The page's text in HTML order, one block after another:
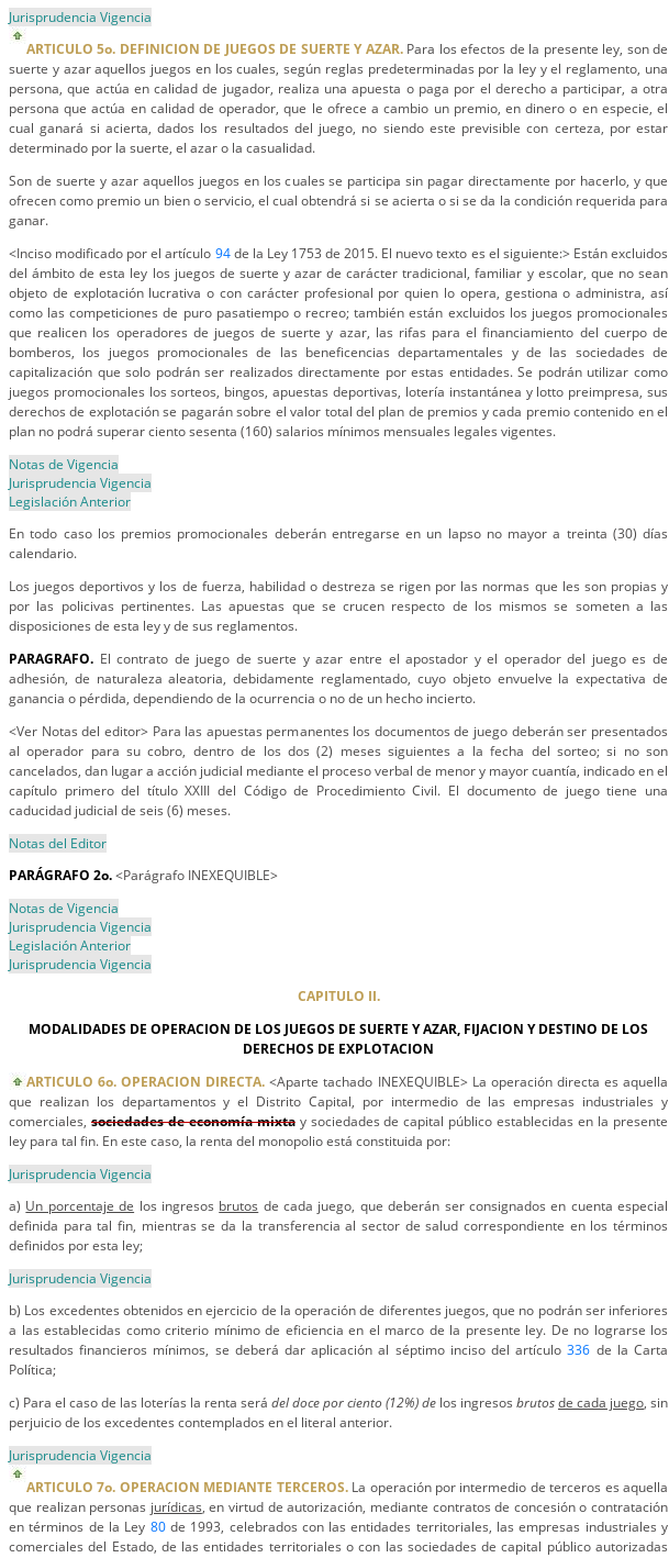
Jurisprudencia Vigencia
ARTICULO 5o. DEFINICION DE JUEGOS DE SUERTE Y AZAR.Para los efectos de la presente ley, son de
suerte y azar aquellos juegos en los cuales, según reglas predeterminadas por la ley y el reglamento, una
persona, que actúa en calidad de jugador, realiza una apuesta o paga por el derecho a participar, a otra
persona que actúa en calidad de operador, que le ofrece a cambio un premio, en dinero o en especie, el
cual ganará si acierta, dados los resultados del juego, no siendo este previsible con certeza, por estar
determinado por la suerte, el azar o la casualidad.
Son de suerte y azar aquellos juegos en los cuales se participa sin pagar directamente por hacerlo, y que
ofrecen como premio un bien o servicio, el cual obtendrá si se acierta o si se da la condición requerida para
ganar.
<Inciso modificado por el artículo 94de la Ley 1753 de 2015. El nuevo texto es el siguiente:> Están excluidos
del ámbito de esta ley los juegos de suerte y azar de carácter tradicional, familiar y escolar, que no sean
objeto de explotación lucrativa o con carácter profesional por quien lo opera, gestiona o administra, así
como las competiciones de puro pasatiempo o recreo; también están excluidos los juegos promocionales
que realicen los operadores de juegos de suerte y azar, las rifas para el financiamiento del cuerpo de
bomberos, los juegos promocionales de las beneficencias departamentales y de las sociedades de
capitalización que solo podrán ser realizados directamente por estas entidades. Se podrán utilizar como
juegos promocionales los sorteos, bingos, apuestas deportivas, lotería instantánea y lotto preimpresa, sus
derechos de explotación se pagarán sobre el valor total del plan de premios y cada premio contenido en el
plan no podrá superar ciento sesenta (160) salarios mínimos mensuales legales vigentes.
Notas de Vigencia
Jurisprudencia Vigencia
Legislación Anterior
En todo caso los premios promocionales deberán entregarse en un lapso no mayor a treinta (30) días
calendario.
Los juegos deportivos y los de fuerza, habilidad o destreza se rigen por las normas que les son propias y
por las policivas pertinentes. Las apuestas que se crucen respecto de los mismos se someten a las
disposiciones de esta ley y de sus reglamentos.
PARAGRAFO. El contrato de juego de suerte y azar entre el apostador y el operador del juego es de
adhesión, de naturaleza aleatoria, debidamente reglamentado, cuyo objeto envuelve la expectativa de
ganancia o pérdida, dependiendo de la ocurrencia o no de un hecho incierto.
<Ver Notas del editor> Para las apuestas permanentes los documentos de juego deberán ser presentados
al operador para su cobro, dentro de los dos (2) meses siguientes a la fecha del sorteo; si no son
cancelados, dan lugar a acción judicial mediante el proceso verbal de menor y mayor cuantía, indicado en el
capítulo primero del título XXIII del Código de Procedimiento Civil. El documento de juego tiene una
caducidad judicial de seis (6) meses.
Notas del Editor
PARÁGRAFO 2o.<Parágrafo INEXEQUIBLE>
Notas de Vigencia
Jurisprudencia Vigencia
Legislación Anterior
Jurisprudencia Vigencia
CAPITULO II.
MODALIDADES DE OPERACION DE LOS JUEGOS DE SUERTE Y AZAR, FIJACION Y DESTINO DE LOS
DERECHOS DE EXPLOTACION
ARTICULO 6o. OPERACION DIRECTA. <Aparte tachado INEXEQUIBLE> La operación directa es aquella
que realizan los departamentos y el Distrito Capital, por intermedio de las empresas industriales y
comerciales, sociedades de economía mixtay sociedades de capital público establecidas en la presente
ley para tal fin. En este caso, la renta del monopolio está constituida por:
Jurisprudencia Vigencia
a) Un porcentaje de los ingresos brutos de cada juego, que deberán ser consignados en cuenta especial
definida para tal fin, mientras se da la transferencia al sector de salud correspondiente en los términos
definidos por esta ley;
Jurisprudencia Vigencia
b) Los excedentes obtenidos en ejercicio de la operación de diferentes juegos, que no podrán ser inferiores
a las establecidas como criterio mínimo de eficiencia en el marco de la presente ley. De no lograrse los
resultados financieros mínimos, se deberá dar aplicación al séptimo inciso del artículo336 de la Carta
Política;
c) Para el caso de las loterías la renta será del doce por ciento (12%) de los ingresos brutosde cada juego, sin
perjuicio de los excedentes contemplados en el literal anterior.
Jurisprudencia Vigencia
ARTICULO 7o. OPERACION MEDIANTE TERCEROS.La operación por intermedio de terceros es aquella
que realizan personas jurídicas, en virtud de autorización, mediante contratos de concesión o contratación
en términos de la Ley 80de 1993, celebrados con las entidades territoriales, las empresas industriales y
comerciales del Estado, de las entidades territoriales o con las sociedades de capital público autorizadas